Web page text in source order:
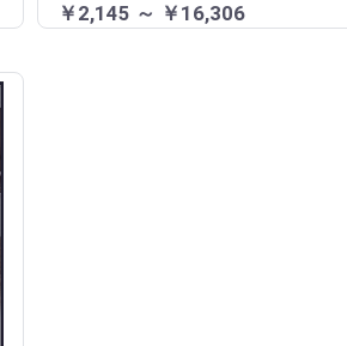
￥2,145 ～ ￥16,306